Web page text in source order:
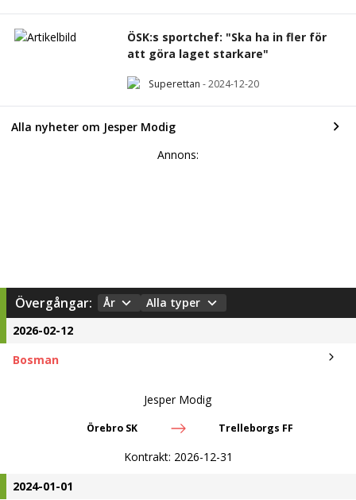
ÖSK:s sportchef: "Ska ha in fler för
att göra laget starkare"
Superettan -2024-12-20
Alla nyheter om Jesper Modig
Annons:
Övergångar: År
Alla typer
2026-02-12
Bosman
Jesper Modig
Örebro SK Trelleborgs FF
Kontrakt: 2026-12-31
2024-01-01